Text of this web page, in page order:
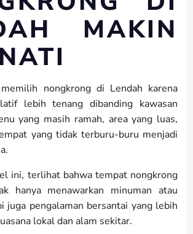
MAKIN
nongkrong di Lendah karena
lebih tenang dibanding kawasan
yang masih ramah, area yang luas,
yang tidak terburu-buru menjadi
ini, terlihat bahwa tempat nongkrong
hanya menawarkan minuman atau
juga pengalaman bersantai yang lebih
lokal dan alam sekitar.